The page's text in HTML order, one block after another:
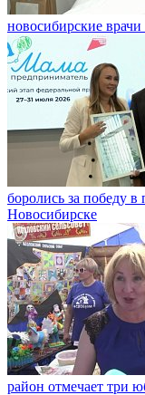
новосибирские
боролись за победу
Новосибирске
район отмечает три